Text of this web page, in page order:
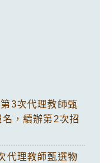
3次代理教師甄
，續辦第2次招
代理教師甄選物